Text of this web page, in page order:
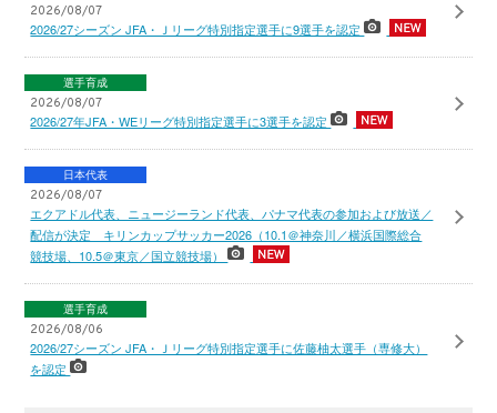
2026/08/07
2026/27シーズン JFA・Ｊリーグ特別指定選手に9選手を認定
選手育成
2026/08/07
2026/27年JFA・WEリーグ特別指定選手に3選手を認定
日本代表
2026/08/07
エクアドル代表、ニュージーランド代表、パナマ代表の参加および放送／
配信が決定 キリンカップサッカー2026（10.1＠神奈川／横浜国際総合
競技場、10.5＠東京／国立競技場）
選手育成
2026/08/06
2026/27シーズン JFA・Ｊリーグ特別指定選手に佐藤柚太選手（専修大）
を認定